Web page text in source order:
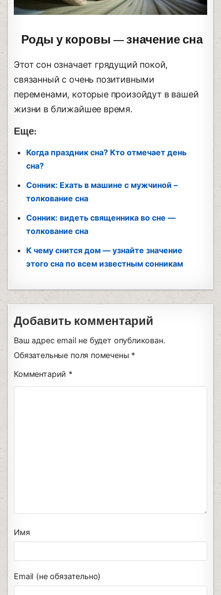
Роды у коровы — значение сна
Этот сон означает грядущий покой,
связанный с очень позитивными
переменами, которые произойдут в вашей
жизни в ближайшее время.
Еще:
Когда праздник сна? Кто отмечает день
сна?
Сонник: Ехать в машине с мужчиной –
толкование сна
Сонник: видеть священника во сне —
толкование сна
К чему снится дом — узнайте значение
этого сна по всем известным сонникам
Добавить комментарий
Ваш адрес email не будет опубликован.
Обязательные поля помечены *
Комментарий *
Имя
Email (не обязательно)